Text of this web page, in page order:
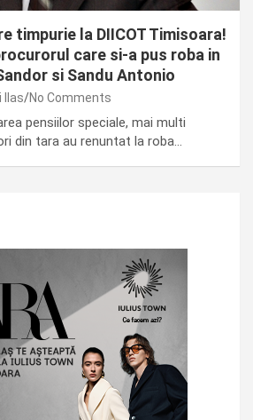
timpurie la DIICOT Timisoara!
care si-a pus roba in
si Sandu Antonio
Ilas No Comments
pensiilor speciale, mai multi
din tara au renuntat la roba…